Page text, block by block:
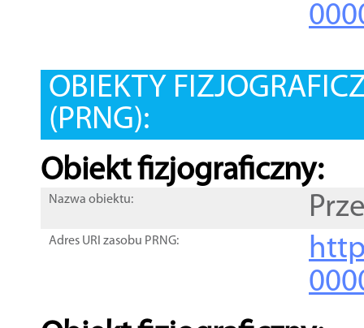
OBIEKTY
(PRNG):
Obiekt fizjograficzny:
Nazwa obiektu:
Adres URI zasobu PRNG: